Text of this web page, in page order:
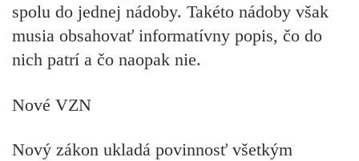
spolu do jednej nádoby. Takéto nádoby však
musia obsahovať informatívny popis, čo do
nich patrí a čo naopak nie.
Nové VZN
Nový zákon ukladá povinnosť všetkým